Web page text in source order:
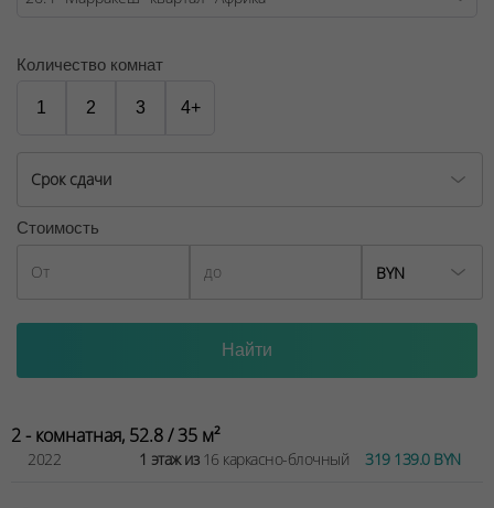
№02240/129 от 06.09.06г.
Договор на оказание риэлтерских услуг № 447/6, от
Количество комнат
1 2 3 4+
Срок сдачи
Стоимость
BYN
2 - комнатная, 52.8 / 35 м²
2022 1 этаж из16 каркасно-блочный 319 139.0 BYN